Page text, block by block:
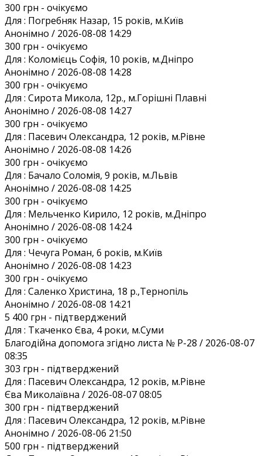
300 грн - очікуємо
Для : Погребняк Назар, 15 років, м.Київ
Анонiмно / 2026-08-08 14:29
300 грн - очікуємо
Для : Коломієць Софія, 10 років, м.Дніпро
Анонiмно / 2026-08-08 14:28
300 грн - очікуємо
Для : Сирота Микола, 12р., м.Горішні Плавні
Анонiмно / 2026-08-08 14:27
300 грн - очікуємо
Для : Пасевич Олександра, 12 років, м.Рівне
Анонiмно / 2026-08-08 14:26
300 грн - очікуємо
Для : Бачало Соломія, 9 років, м.Львів
Анонiмно / 2026-08-08 14:25
300 грн - очікуємо
Для : Мельченко Кирило, 12 років, м.Дніпро
Анонiмно / 2026-08-08 14:24
300 грн - очікуємо
Для : Чечуга Роман, 6 років, м.Київ
Анонiмно / 2026-08-08 14:23
300 грн - очікуємо
Для : Саленко Христина, 18 р.,Тернопіль
Анонiмно / 2026-08-08 14:21
5 400 грн - підтверджений
Для : Ткаченко Єва, 4 роки, м.Суми
Благодiйна допомога згiдно листа № Р-28 / 2026-08-07
08:35
303 грн - підтверджений
Для : Пасевич Олександра, 12 років, м.Рівне
Єва Миколаївна / 2026-08-07 08:05
300 грн - підтверджений
Для : Пасевич Олександра, 12 років, м.Рівне
Анонiмно / 2026-08-06 21:50
500 грн - підтверджений